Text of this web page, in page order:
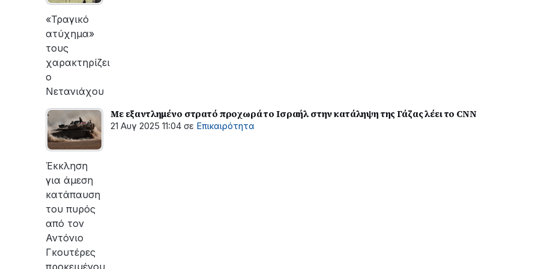
εργασίες
του
ΔΕΔΔΗΕ
για
την
της
βλάβης
«Τραγικό
ατύχημα»
τους
χαρακτηρίζει
ο
Νετανιάχου
Με εξαντλημένο στρατό προχωρά το Ισραήλ στην κατάληψη της Γάζας λέει το CNN
21 Αυγ 2025 11:04 σε Επικαιρότητα
Έκκληση
για άμεση
κατάπαυση
του πυρός
από τον
Αντόνιο
Γκουτέρες
προκειμένου